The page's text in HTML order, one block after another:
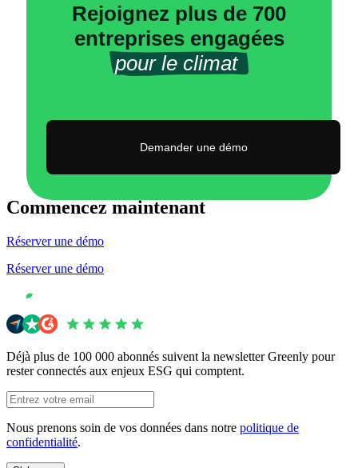
Rejoignez plus de 700
entreprises engagées
pour le climat
Demander une démo
Commencez maintenant
Réserver une démo
Réserver une démo
Déjà plus de 100 000 abonnés suivent la newsletter Greenly pour
rester connectés aux enjeux ESG qui comptent.
Nous prenons soin de vos données dans notre politique de
confidentialité.